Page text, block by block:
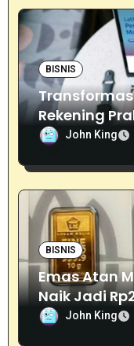
BISNIS
Rekening
John King
BISNIS
Emas Atan
Naik Jadi
John King